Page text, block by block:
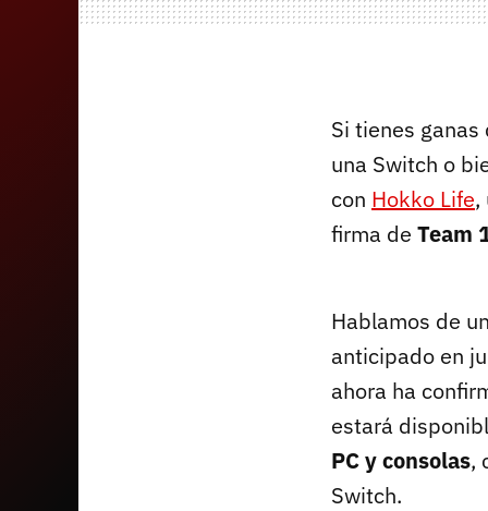
Si tienes
una Switch o
con Hokko Life,
firma de Team
Hablamos de
anticipado en
ahora ha
estará
PC y consolas,
Switch.